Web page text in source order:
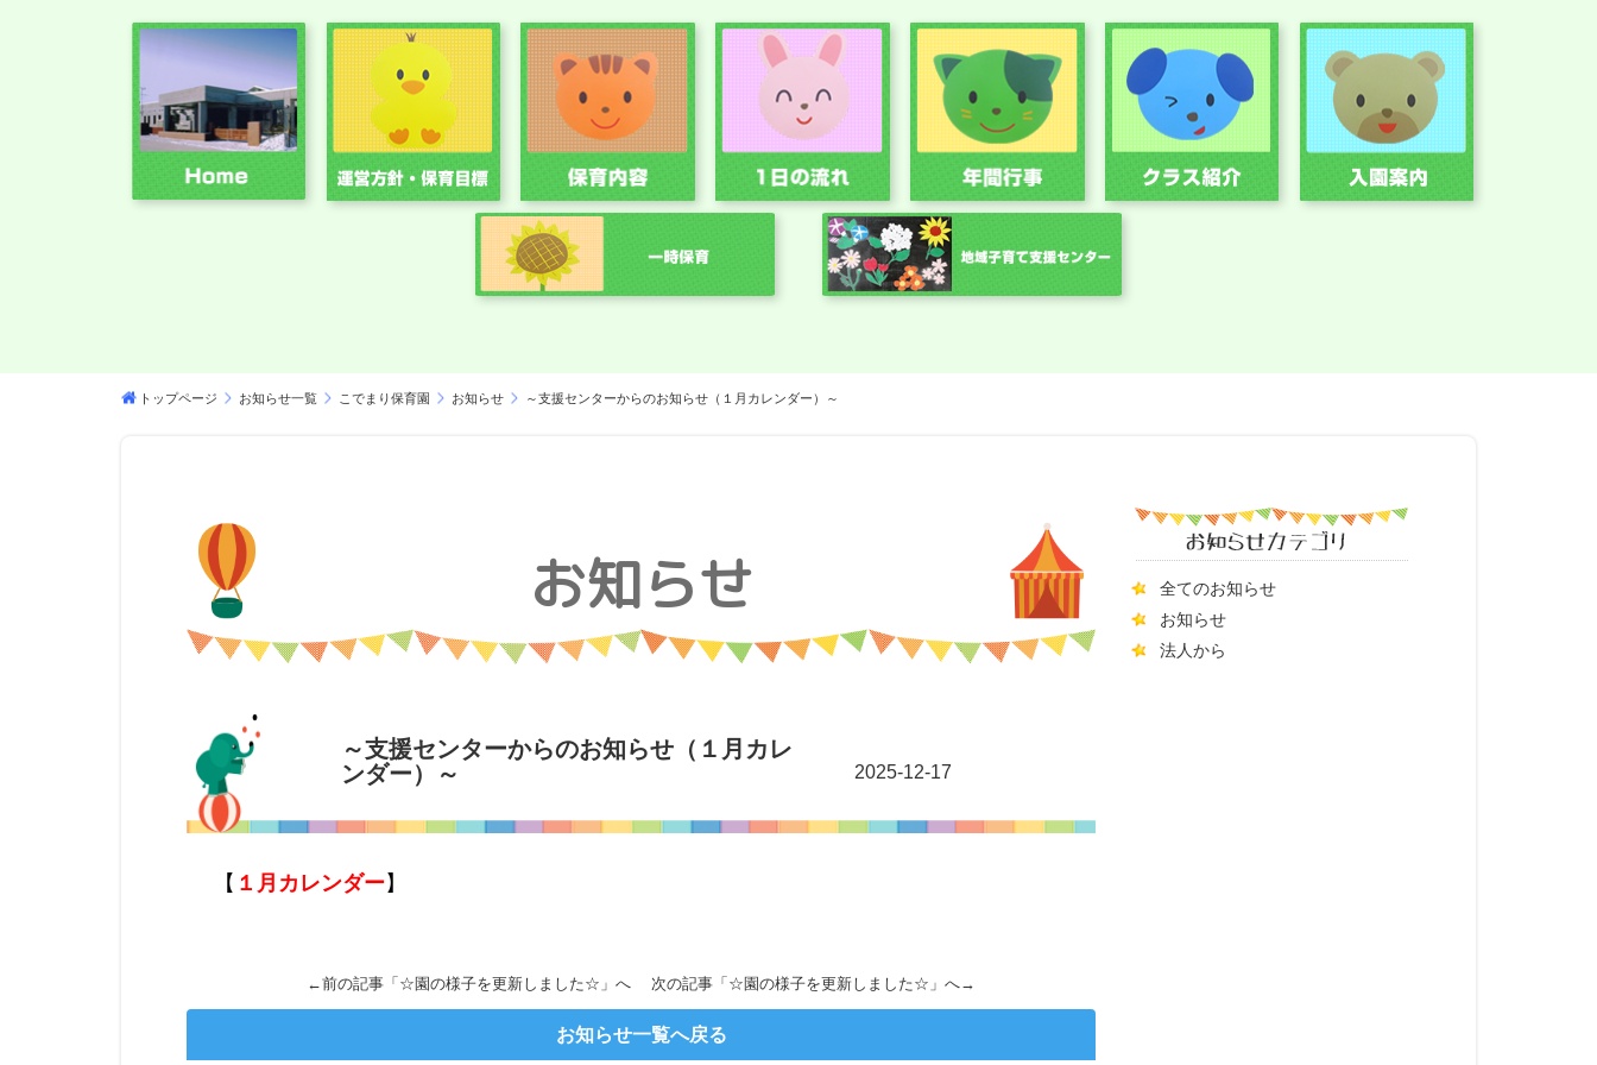
トップページ お知らせ一覧 こでまり保育園 お知らせ ～支援センターからのお知らせ（１月カレンダー）～
お知らせ
～支援センターからのお知らせ（１月カレ
ンダー）～
2025-12-17
【 １月カレンダー】
←前の記事「 ☆園の様子を更新しました☆ 」へ 次の記事「 ☆園の様子を更新しました☆ 」へ→
お知らせ一覧へ戻る
全てのお知らせ
お知らせ
法人から